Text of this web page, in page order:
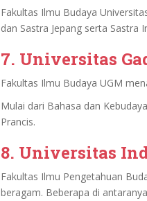
Fakultas Ilmu Budaya
dan Sastra Jepang serta Sastra
7. Universitas
Fakultas Ilmu Budaya UGM
Mulai dari Bahasa dan
Prancis.
8. Universitas
Fakultas Ilmu Pengetahuan
beragam. Beberapa di